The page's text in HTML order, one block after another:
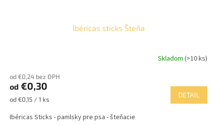
Ibéricas sticks Šteňa
Skladom (>10 ks)
od €0,24 bez DPH
od €0,30
Jednotková
od €0,15 / 1 ks
DETAIL
Ibéricas Sticks - pamlsky pre psa - šteňacie